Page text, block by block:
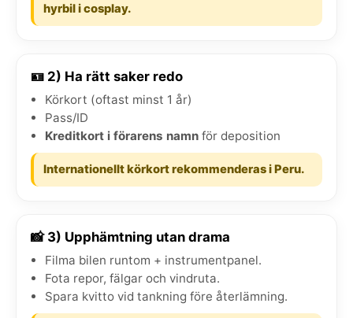
hyrbil i cosplay.
🪪 2) Ha rätt saker redo
Körkort (oftast minst 1 år)
Pass/ID
Kreditkort i förarens namn för deposition
Internationellt körkort rekommenderas i Peru.
📸 3) Upphämtning utan drama
Filma bilen runtom + instrumentpanel.
Fota repor, fälgar och vindruta.
Spara kvitto vid tankning före återlämning.